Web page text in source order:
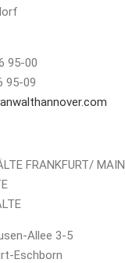
95-00
95-09
FRANKFURT/ MAIN
Allee 3-5
Eschborn